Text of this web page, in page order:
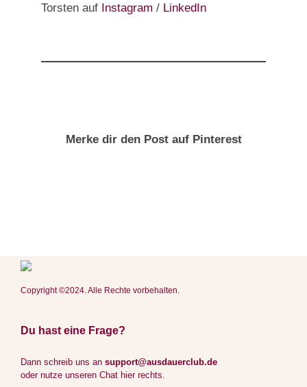
Torsten auf Instagram / LinkedIn
Merke dir den Post auf Pinterest
Copyright ©2024. Alle Rechte vorbehalten.
Du hast eine Frage?
Dann schreib uns an support@ausdauerclub.de
oder nutze unseren Chat hier rechts.